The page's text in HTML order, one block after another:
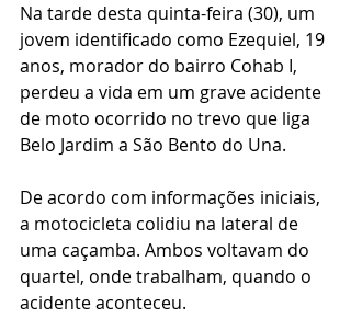
Na tarde desta quinta-feira (30), um
jovem identificado como Ezequiel, 19
anos, morador do bairro Cohab I,
perdeu a vida em um grave acidente
de moto ocorrido no trevo que liga
Belo Jardim a São Bento do Una.
De acordo com informações iniciais,
a motocicleta colidiu na lateral de
uma caçamba. Ambos voltavam do
quartel, onde trabalham, quando o
acidente aconteceu.